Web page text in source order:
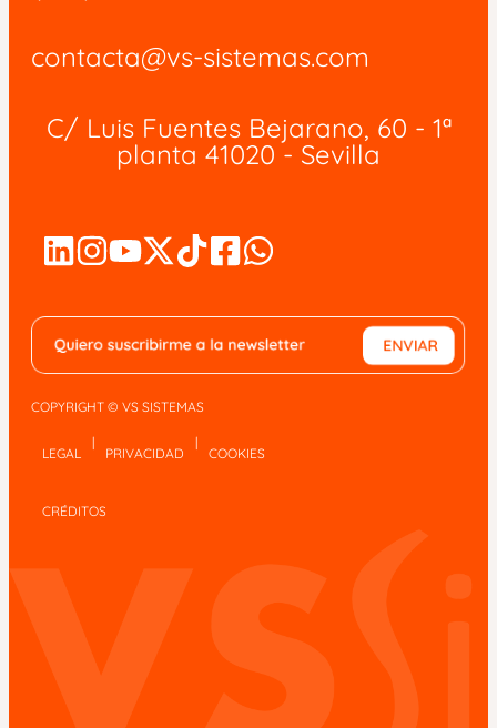
contacta@vs-sistemas.com
C/ Luis Fuentes Bejarano, 60 - 1ª
planta 41020 - Sevilla
COPYRIGHT © VS SISTEMAS
LEGAL
|
PRIVACIDAD
|
COOKIES
CRÉDITOS